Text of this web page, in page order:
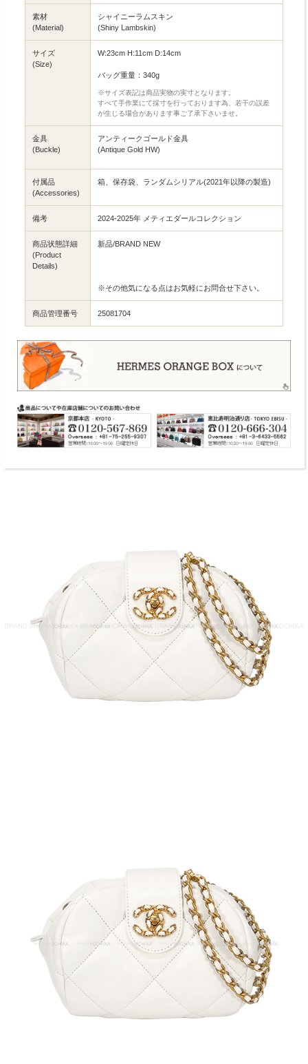
素材
(Material)
シャイニーラムスキン
(Shiny Lambskin)
サイズ
(Size)
W:23cm H:11cm D:14cm
バッグ重量：340g
※サイズ表記は商品実物の実寸となります。
すべて手作業にて採寸を行っております為、若干の誤差
が生じる場合があります事ご了承下さいませ。
金具
(Buckle)
アンティークゴールド金具
(Antique Gold HW)
付属品
(Accessories)
箱、保存袋、ランダムシリアル(2021年以降の製造)
備考 2024-2025年 メティエダールコレクション
商品状態詳細
(Product
Details)
新品/BRAND NEW
※その他気になる点はお気軽にお問合せ下さい。
商品管理番号 25081704